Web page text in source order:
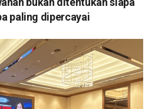
paling dipercayai